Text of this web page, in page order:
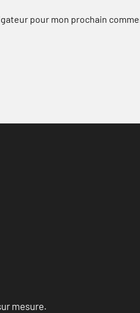
pour mon prochain
mesure.